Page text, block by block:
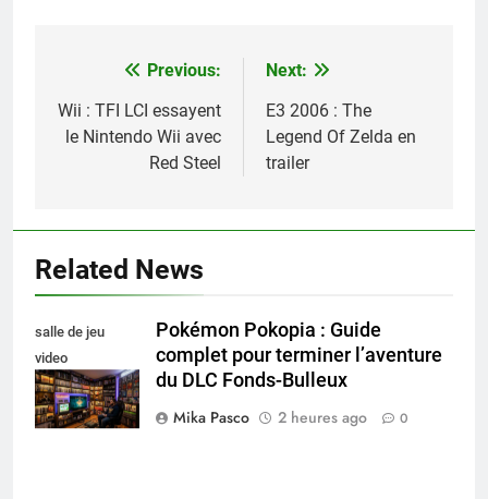
Navigation
de
Previous:
Wii : TFI LCI essayent
le Nintendo Wii avec
Red Steel
Next:
E3 2006 : The
Legend Of Zelda en
trailer
Related News
salle de jeu
video
collectionneur
Pokémon Pokopia : Guide
complet pour terminer l’aventure
du DLC Fonds-Bulleux
Mika Pasco
2 heures ago 0